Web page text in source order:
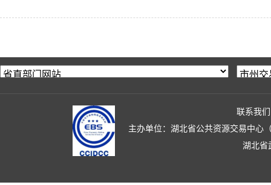
联系我们
主办单位：湖北省公共资源交易中心
湖北省